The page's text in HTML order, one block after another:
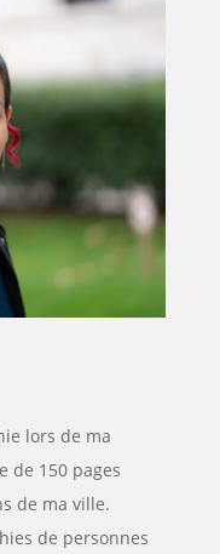
lors de ma
de 150 pages
de ma ville.
de personnes